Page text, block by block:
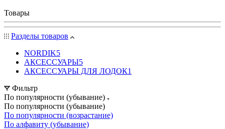
Товары
Разделы товаров
NORDIK5
АКСЕССУАРЫ5
АКСЕССУАРЫ ДЛЯ ЛОДОК1
Фильтр
По популярности (убывание)
По популярности (убывание)
По популярности (возрастание)
По алфавиту (убывание)